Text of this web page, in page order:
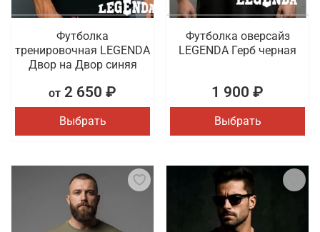
Футболка
тренировочная LEGENDA
Двор на Двор синяя
от 2 650 ₽
Выбрать
Футболка оверсайз
LEGENDA Герб черная
1 900 ₽
Выбрать